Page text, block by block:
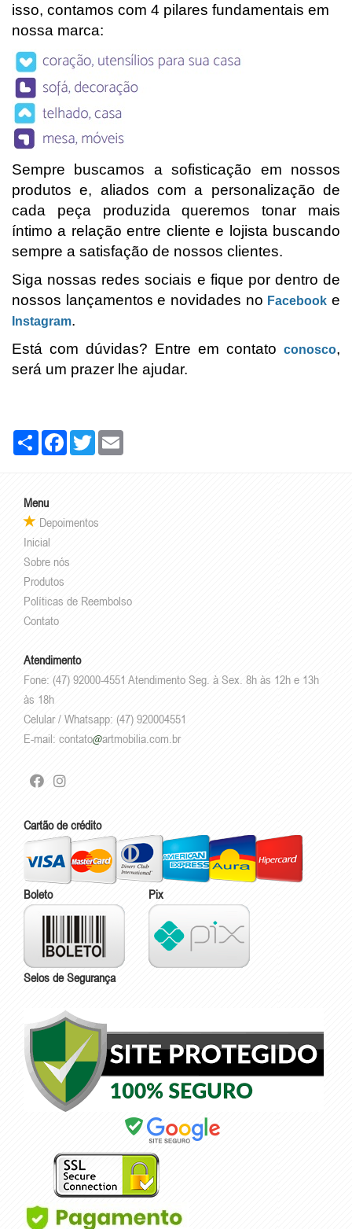
isso, contamos com 4 pilares fundamentais em
nossa marca:
Sempre buscamos a sofisticação em nossos
produtos e, aliados com a personalização de
cada peça produzida queremos tonar mais
íntimo a relação entre cliente e lojista buscando
sempre a satisfação de nossos clientes.
Siga nossas redes sociais e fique por dentro de
nossos lançamentos e novidades no Facebook e
Instagram.
Está com dúvidas? Entre em contato conosco,
será um prazer lhe ajudar.
Share FacebookTwitter
Menu
Depoimentos
Inicial
Sobre nós
Produtos
Políticas de Reembolso
Contato
Atendimento
Fone: (47) 92000-4551 Atendimento Seg. à Sex. 8h às 12h e 13h
às 18h
Celular / Whatsapp: (47) 920004551
E-mail: contato artmobilia.com.br
Cartão de crédito
Boleto Pix
Selos de Segurança